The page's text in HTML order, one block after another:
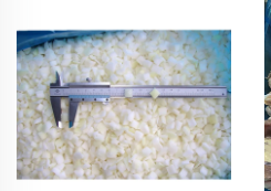
Kubizuar, të Skrupllosur,
Halal, të Frymëzuar, Kub